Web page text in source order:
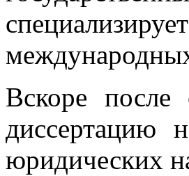
Вскоре
диссертацию
юридических